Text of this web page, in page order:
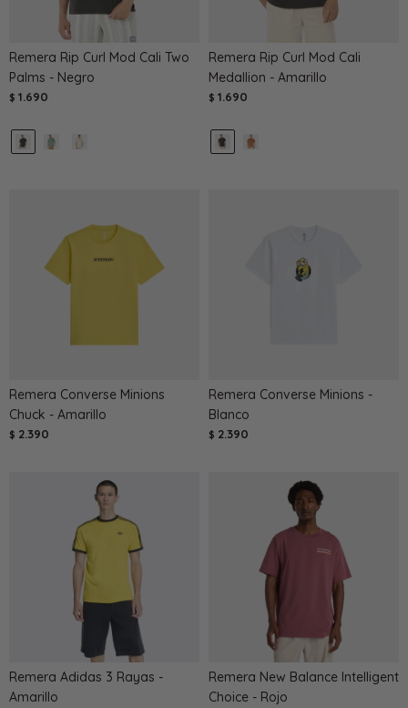
Remera Rip Curl Mod Cali Two
Palms - Negro
$ 1.690
Remera Rip Curl Mod Cali
Medallion - Amarillo
$ 1.690
Remera Converse Minions
Chuck - Amarillo
$ 2.390
Remera Converse Minions -
Blanco
$ 2.390
Remera Adidas 3 Rayas -
Amarillo
Remera New Balance Intelligent
Choice - Rojo